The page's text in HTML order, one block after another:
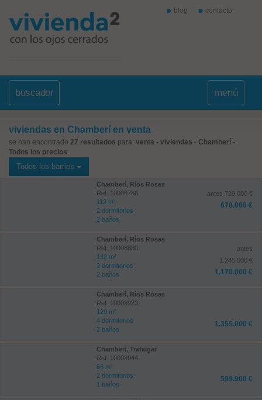
blog contacto
buscador menú
viviendas en Chamberí en venta
se han encontrado 27 resultados para: venta - viviendas - Chamberí -
Todos los precios
Todos los barrios
Chamberí, Ríos Rosas
Ref: 10008786
112 m²
2 dormitorios
2 baños
antes 739.000 €
678.000 €
Chamberí, Ríos Rosas
Ref: 10008880
132 m²
3 dormitorios
2 baños
antes
1.245.000 €
1.170.000 €
Chamberí, Ríos Rosas
Ref: 10008923
129 m²
4 dormitorios
2 baños
1.355.000 €
Chamberí, Trafalgar
Ref: 10008944
66 m²
2 dormitorios
1 baños
599.900 €